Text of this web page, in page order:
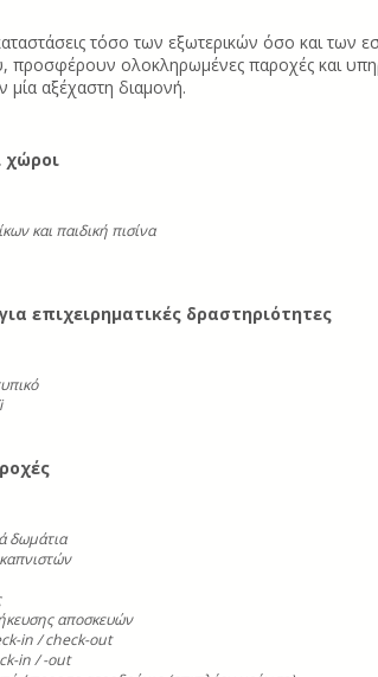
τόσο των εξωτερικών όσο και των
προσφέρουν ολοκληρωμένες παροχές και
μία αξέχαστη διαμονή.
χώροι
και παιδική πισίνα
επιχειρηματικές δραστηριότητες
δωμάτια
αποσκευών
in / check-out
in / -out